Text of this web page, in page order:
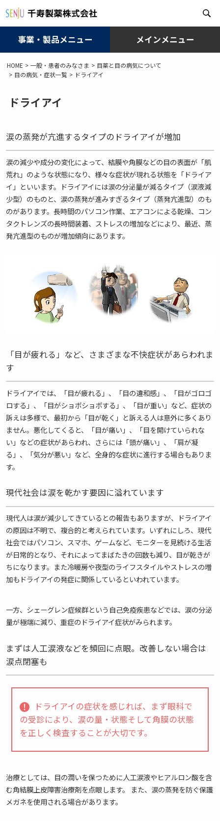
に
移
動
事業・製品メニュー メインメニュー
HOME 一般・患者のみなさま
目薬と目の病気について
目の病気・症状一覧
ドライアイ
ドライアイ
涙の蒸発が亢進するタイプのドライアイが増加
涙の減少や成分の変化によって、結膜や角膜などの目の表面が「肌
荒れ」のような状態になり、様々な症状が現れる状態を「ドライア
イ」といいます。ドライアイには涙の分泌量が減るタイプ（涙液減
少型）のものと、涙の蒸発が進みすぎるタイプ（蒸発亢進型）のも
のがあります。長時間のパソコン作業、エアコンによる乾燥、コン
タクトレンズの長時間装着、ストレスの増加などにより、最近、蒸
発亢進型のものが増加傾向にあります。
「目が疲れる」など、さまざまな不快症状があらわれま
す
ドライアイでは、「目が疲れる」、「目の違和感」、「目がゴロゴ
ロする」、「目がショボショボする」、「目が重い」など、症状の
訴えは多様で、最初から「目が乾く」と訴える人は意外に多くあり
ません。悪化してくると、「目が痛い」、「目を開けていられな
い」などの症状があらわれ、さらには「頭が痛い」、「肩が凝
る」、「気分が悪い」など、全身的な症状に進行する場合もありま
す。
現代社会は涙を乾かす要因に溢れています
現代人は涙が減少してきているとの報告もありますが、ドライアイ
の原因は不明で、複合的と考えられています。いずれにしろ、現代
社会ではパソコン、スマホ、ゲームなど、モニターを見続ける生活
が日常的となり、それによってまばたきの回数も減り、目が乾きが
ちになります。また冷暖房や夜型のライフスタイルやストレスの増
加もドライアイの発症に関係しているといわれています。
一方、シェーグレン症候群という自己免疫疾患などでは、涙の分泌
量が極端に減り、重症のドライアイ症状がみられます。
まずは人工涙液などを頻回に点眼。改善しない場合は
涙点閉塞も
ドライアイの症状を感じれば、まず眼科で
の受診により、涙の量・状態そして角膜の状態
を正しく検査することが大切です。
治療としては、目の潤いを保つために人工涙液やヒアルロン酸を含
む角結膜上皮障害治療剤を点眼します。 また、涙の蒸発を防ぐ保護
メガネを使用される場合があります。